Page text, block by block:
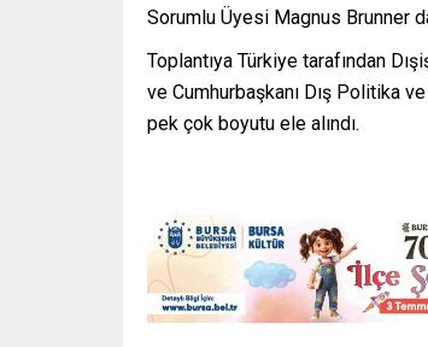
Sorumlu Üyesi Magnus Brunner
Toplantıya Türkiye tarafından
ve Cumhurbaşkanı Dış Politika
pek çok boyutu ele alındı.